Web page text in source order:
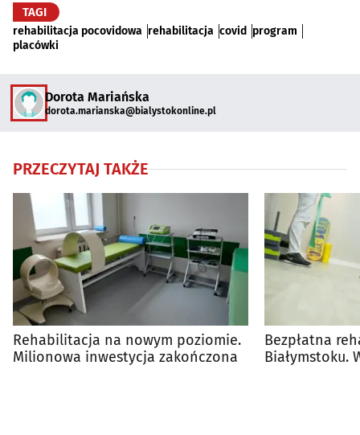
TAGI
rehabilitacja pocovidowa rehabilitacja covid program
placówki
Dorota Mariańska
dorota.marianska@bialystokonline.pl
PRZECZYTAJ TAKŻE
Rehabilitacja na nowym poziomie.
Milionowa inwestycja zakończona
Bezpłatna
Białymstoku.